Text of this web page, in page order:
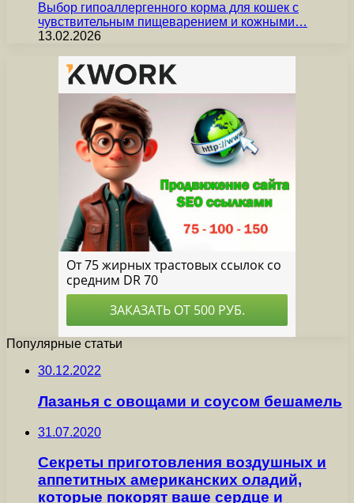
Выбор гипоаллергенного корма для кошек с
чувствительным пищеварением и кожными…
13.02.2026
Популярные статьи
30.12.2022
Лазанья с овощами и соусом бешамель
31.07.2020
Секреты приготовления воздушных и
аппетитных американских оладий,
которые покорят ваше сердце и